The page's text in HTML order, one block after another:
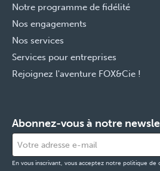
Notre programme de fidélité
Nos engagements
Nos services
Services pour entreprises
Rejoignez l'aventure FOX&Cie !
Abonnez-vous à notre
En vous inscrivant, vous acceptez notre politique de